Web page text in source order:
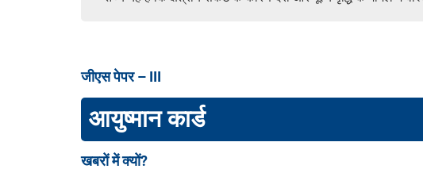
जीएस पेपर – III
आयुष्मान कार्ड
खबरों में क्यों?